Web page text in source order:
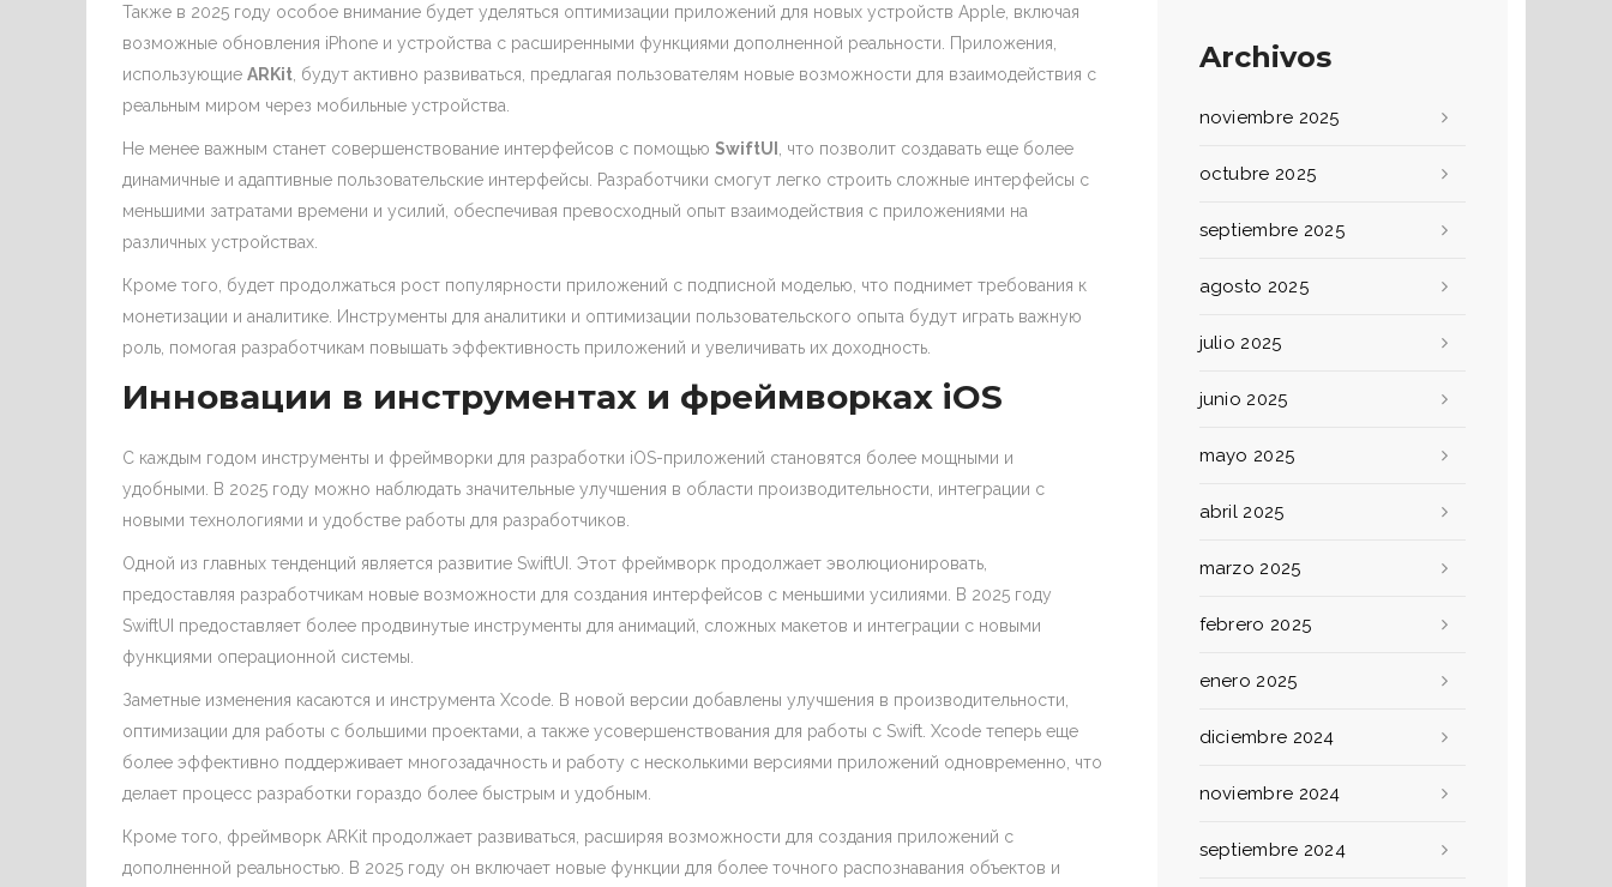
Также в 2025 году особое внимание будет уделяться оптимизации приложений для новых устройств Apple, включая
возможные обновления iPhone и устройства с расширенными функциями дополненной реальности. Приложения,
использующие ARKit , будут активно развиваться, предлагая пользователям новые возможности для взаимодействия с
реальным миром через мобильные устройства.
Не менее важным станет совершенствование интерфейсов с помощью SwiftUI
, что позволит создавать еще более
динамичные и адаптивные пользовательские интерфейсы. Разработчики смогут легко строить сложные интерфейсы с
меньшими затратами времени и усилий, обеспечивая превосходный опыт взаимодействия с приложениями на
различных устройствах.
Кроме того, будет продолжаться рост популярности приложений с подписной моделью, что поднимет требования к
монетизации и аналитике. Инструменты для аналитики и оптимизации пользовательского опыта будут играть важную
роль, помогая разработчикам повышать эффективность приложений и увеличивать их доходность.
Инновации в инструментах и фреймворках iOS
С каждым годом инструменты и фреймворки для разработки iOS-приложений становятся более мощными и
удобными. В 2025 году можно наблюдать значительные улучшения в области производительности, интеграции с
новыми технологиями и удобстве работы для разработчиков.
Одной из главных тенденций является развитие SwiftUI. Этот фреймворк продолжает эволюционировать,
предоставляя разработчикам новые возможности для создания интерфейсов с меньшими усилиями. В 2025 году
SwiftUI предоставляет более продвинутые инструменты для анимаций, сложных макетов и интеграции с новыми
функциями операционной системы.
Заметные изменения касаются и инструмента Xcode. В новой версии добавлены улучшения в производительности,
оптимизации для работы с большими проектами, а также усовершенствования для работы с Swift. Xcode теперь еще
более эффективно поддерживает многозадачность и работу с несколькими версиями приложений одновременно, что
делает процесс разработки гораздо более быстрым и удобным.
Кроме того, фреймворк ARKit продолжает развиваться, расширяя возможности для создания приложений с
дополненной реальностью. В 2025 году он включает новые функции для более точного распознавания объектов и
Archivos
noviembre 2025
octubre 2025
septiembre 2025
agosto 2025
julio 2025
junio 2025
mayo 2025
abril 2025
marzo 2025
febrero 2025
enero 2025
diciembre 2024
noviembre 2024
septiembre 2024